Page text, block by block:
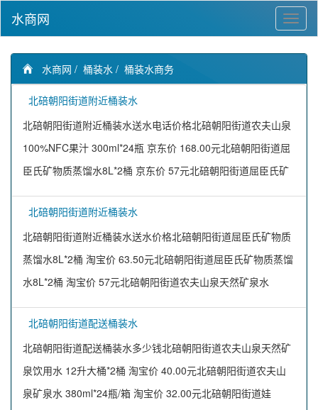
水商网
水商网 / 桶装水 / 桶装水商务
北碚朝阳街道附近桶装水
北碚朝阳街道附近桶装水送水电话价格北碚朝阳街道农夫山泉
100%NFC果汁 300ml*24瓶 京东价 168.00元北碚朝阳街道屈
臣氏矿物质蒸馏水8L*2桶 京东价 57元北碚朝阳街道屈臣氏矿
北碚朝阳街道附近桶装水
北碚朝阳街道附近桶装水送水价格北碚朝阳街道屈臣氏矿物质
蒸馏水8L*2桶 淘宝价 63.50元北碚朝阳街道屈臣氏矿物质蒸馏
水8L*2桶 淘宝价 57元北碚朝阳街道农夫山泉天然矿泉水
北碚朝阳街道配送桶装水
北碚朝阳街道配送桶装水多少钱北碚朝阳街道农夫山泉天然矿
泉饮用水 12升大桶*2桶 淘宝价 40.00元北碚朝阳街道农夫山
泉矿泉水 380ml*24瓶/箱 淘宝价 32.00元北碚朝阳街道娃